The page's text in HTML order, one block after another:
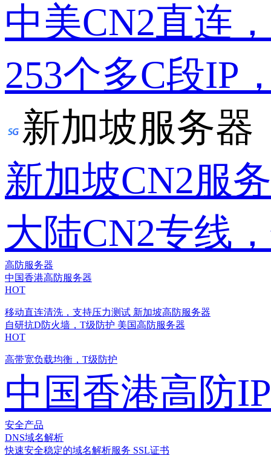
中美CN2直连
253个多C段IP
新加坡服务器
新加坡CN2服
大陆CN2专线
高防服务器
中国香港高防服务器
HOT
移动直连清洗，支持压力测试 新加坡高防服务器
自研抗D防火墙，T级防护 美国高防服务器
HOT
高带宽负载均衡，T级防护
中国香港高防IP
安全产品
DNS域名解析
快速安全稳定的域名解析服务 SSL证书